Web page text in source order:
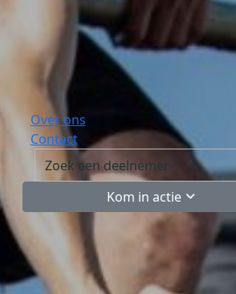
Over ons
Contact
Kom in actie